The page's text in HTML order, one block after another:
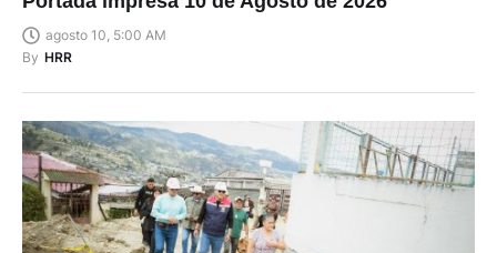
agosto 10, 5:00 AM
By HRR